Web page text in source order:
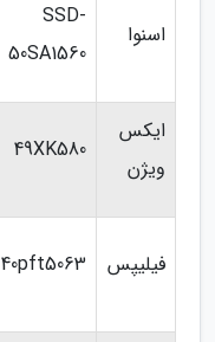
اسنوا
SSD-
50SA1560
ایکس
ویژن
49XK580
فیلیپس 40pft5063